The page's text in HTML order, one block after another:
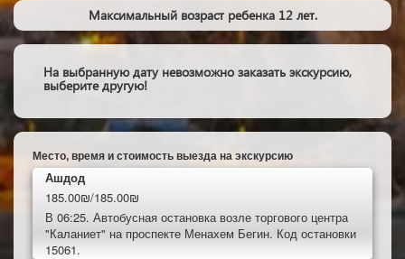
Максимальный возраст ребенка 12 лет.
На выбранную дату невозможно заказать экскурсию,
выберите другую!
Место, время и стоимость выезда на экскурсию
Ашдод
185.00₪/185.00₪
В 06:25. Автобусная остановка возле торгового центра
"Каланиет" на проспекте Менахем Бегин. Код остановки
15061.